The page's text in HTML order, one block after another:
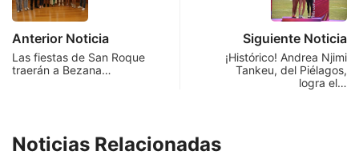
Anterior Noticia
Las fiestas de San Roque
traerán a Bezana…
Siguiente Noticia
¡Histórico! Andrea Njimi
Tankeu, del Piélagos,
logra el…
Noticias Relacionadas